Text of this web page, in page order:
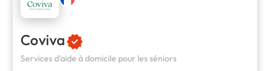
Coviva
Services d'aide à domicile pour les séniors